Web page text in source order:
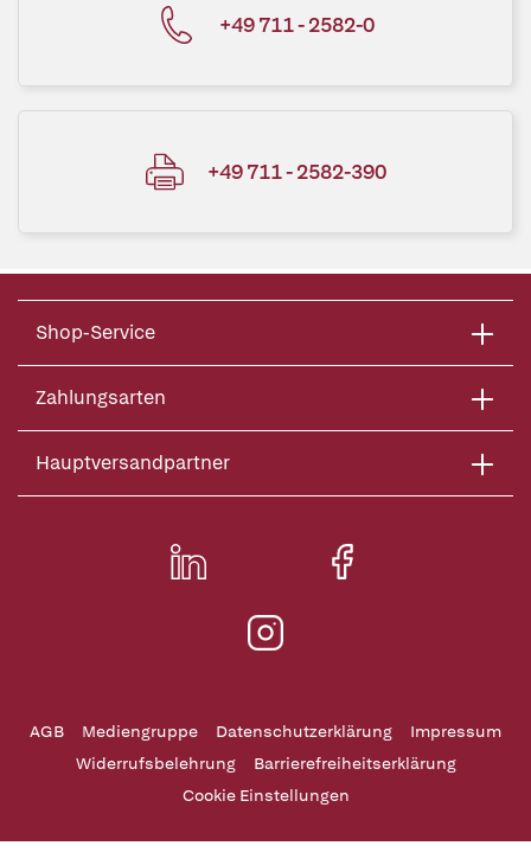
+49 711 - 2582-0
+49 711 - 2582-390
Shop-Service
Zahlungsarten
Hauptversandpartner
AGB Mediengruppe Datenschutzerklärung
Impressum
Widerrufsbelehrung
Barrierefreiheitserklärung
Cookie Einstellungen